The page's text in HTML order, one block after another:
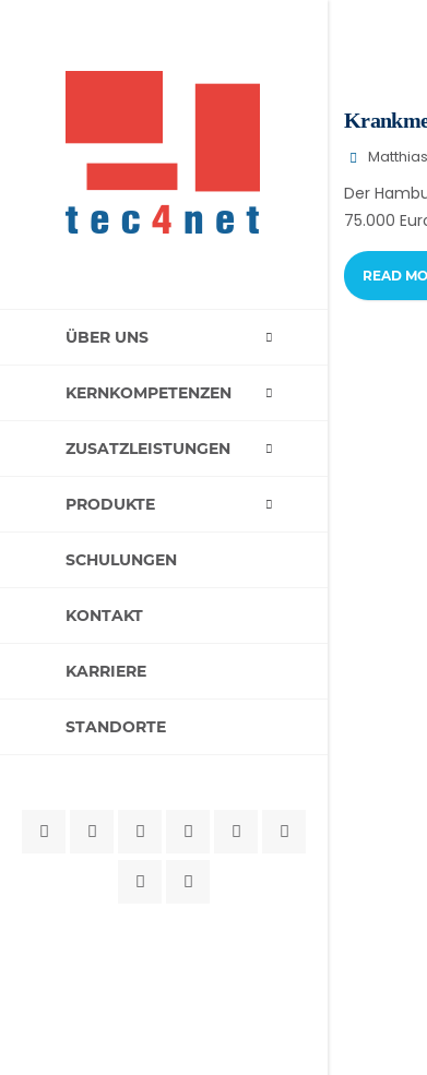
ÜBER UNS
KERNKOMPETENZEN
ZUSATZLEISTUNGEN
PRODUKTE
SCHULUNGEN
KONTAKT
KARRIERE
STANDORTE
Der
75.000
READ